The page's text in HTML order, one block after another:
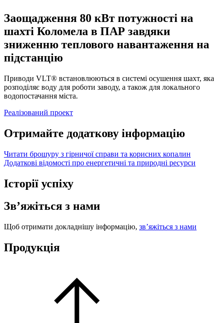
Заощадження 80 кВт потужності на
шахті Коломела в ПАР завдяки
зниженню теплового навантаження на
підстанцію
Приводи VLT® встановлюються в системі осушення шахт, яка
розподіляє воду для роботи заводу, а також для локального
водопостачання міста.
Реалізований проект
Отримайте додаткову інформацію
Читати брошуру з гірничої справи та корисних копалин
Додаткові відомості про енергетичні та природні ресурси
Історії успіху
Зв’яжіться з нами
Щоб отримати докладнішу інформацію, зв’яжіться з нами
Продукція